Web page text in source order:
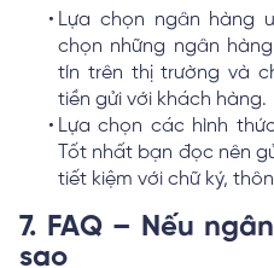
Lựa chọn ngân hàng
chọn những ngân
tín trên thị trường và
tiền gửi với khách hàng.
Lựa chọn các hình
Tốt nhất bạn đọc nên
tiết kiệm với chữ ký,
7. FAQ – Nếu
sao